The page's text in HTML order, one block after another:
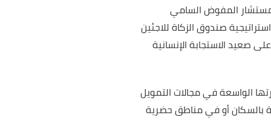
المفوض السامي
صندوق الزكاة للاجئين
صعيد الاستجابة الإنسانية
الواسعة في مجالات التمويل
مكتظة بالسكان أو في مناطق حضرية